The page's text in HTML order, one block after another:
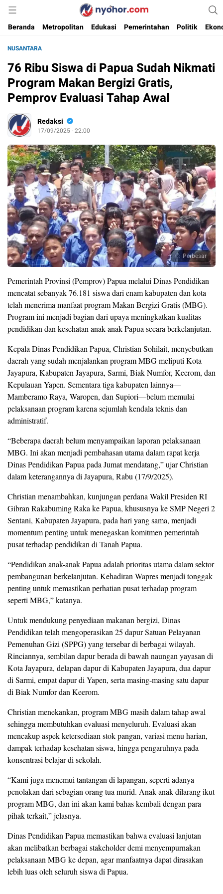
Nyohor.com
Media Informasi Ternyohor
Beranda
Metropolitan Edukasi Pemerintahan Politik
NUSANTARA
76 Ribu Siswa di Papua Sudah Nikmati
Program Makan Bergizi Gratis,
Pemprov Evaluasi Tahap Awal
Redaksi
17/09/2025 - 22:00
Perbesar
Pemerintah Provinsi (Pemprov) Papua melalui Dinas Pendidikan
mencatat sebanyak 76.181 siswa dari enam kabupaten dan kota
telah menerima manfaat program Makan Bergizi Gratis (MBG).
Program ini menjadi bagian dari upaya meningkatkan kualitas
pendidikan dan kesehatan anak-anak Papua secara berkelanjutan.
Kepala Dinas Pendidikan Papua, Christian Sohilait, menyebutkan
daerah yang sudah menjalankan program MBG meliputi Kota
Jayapura, Kabupaten Jayapura, Sarmi, Biak Numfor, Keerom, dan
Kepulauan Yapen. Sementara tiga kabupaten lainnya—
Mamberamo Raya, Waropen, dan Supiori—belum memulai
pelaksanaan program karena sejumlah kendala teknis dan
administratif.
“Beberapa daerah belum menyampaikan laporan pelaksanaan
MBG. Ini akan menjadi pembahasan utama dalam rapat kerja
Dinas Pendidikan Papua pada Jumat mendatang,” ujar Christian
dalam keterangannya di Jayapura, Rabu (17/9/2025).
Christian menambahkan, kunjungan perdana Wakil Presiden RI
Gibran Rakabuming Raka ke Papua, khususnya ke SMP Negeri 2
Sentani, Kabupaten Jayapura, pada hari yang sama, menjadi
momentum penting untuk menegaskan komitmen pemerintah
pusat terhadap pendidikan di Tanah Papua.
“Pendidikan anak-anak Papua adalah prioritas utama dalam sektor
pembangunan berkelanjutan. Kehadiran Wapres menjadi tonggak
penting untuk memastikan perhatian pusat terhadap program
seperti MBG,” katanya.
Untuk mendukung penyediaan makanan bergizi, Dinas
Pendidikan telah mengoperasikan 25 dapur Satuan Pelayanan
Pemenuhan Gizi (SPPG) yang tersebar di berbagai wilayah.
Rinciannya, sembilan dapur berada di bawah naungan yayasan di
Kota Jayapura, delapan dapur di Kabupaten Jayapura, dua dapur
di Sarmi, empat dapur di Yapen, serta masing-masing satu dapur
di Biak Numfor dan Keerom.
Christian menekankan, program MBG masih dalam tahap awal
sehingga membutuhkan evaluasi menyeluruh. Evaluasi akan
mencakup aspek ketersediaan stok pangan, variasi menu harian,
dampak terhadap kesehatan siswa, hingga pengaruhnya pada
konsentrasi belajar di sekolah.
“Kami juga menemui tantangan di lapangan, seperti adanya
penolakan dari sebagian orang tua murid. Anak-anak dilarang ikut
program MBG, dan ini akan kami bahas kembali dengan para
pihak terkait,” jelasnya.
Dinas Pendidikan Papua memastikan bahwa evaluasi lanjutan
akan melibatkan berbagai stakeholder demi menyempurnakan
pelaksanaan MBG ke depan, agar manfaatnya dapat dirasakan
lebih luas oleh seluruh siswa di Papua.